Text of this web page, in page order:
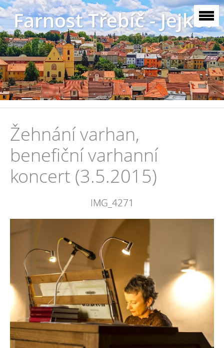
Farnost Třebíč - Jejkov
Žehnání varhan,
benefiční varhanní
koncert (3.5.2015)
IMG_4271